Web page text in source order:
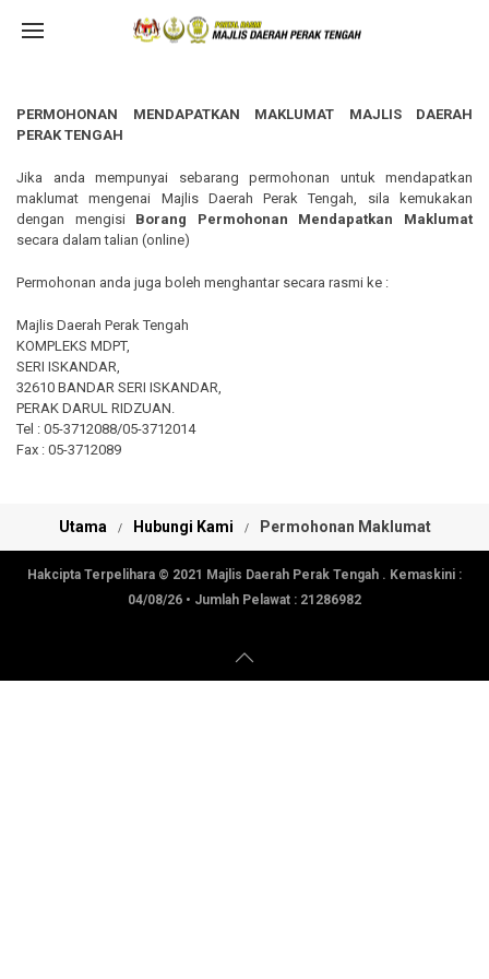
PERMOHONAN MENDAPATKAN MAKLUMAT MAJLIS DAERAH
PERAK TENGAH
Jika anda mempunyai sebarang permohonan untuk mendapatkan
maklumat mengenai Majlis Daerah Perak Tengah, sila kemukakan
dengan mengisi Borang Permohonan Mendapatkan Maklumat
secara dalam talian (online)
Permohonan anda juga boleh menghantar secara rasmi ke :
Majlis Daerah Perak Tengah
KOMPLEKS MDPT,
SERI ISKANDAR,
32610 BANDAR SERI ISKANDAR,
PERAK DARUL RIDZUAN.
Tel : 05-3712088/05-3712014
Fax : 05-3712089
Utama Hubungi Kami Permohonan Maklumat
Hakcipta Terpelihara © 2021 Majlis Daerah Perak Tengah . Kemaskini :
04/08/26 • Jumlah Pelawat : 21286982